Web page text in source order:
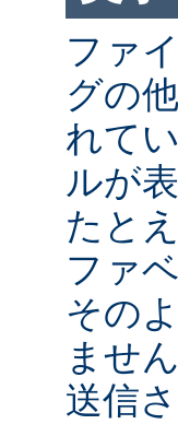
ファ
グの
れて
ルが
たと
ファ
その
ませ
送信